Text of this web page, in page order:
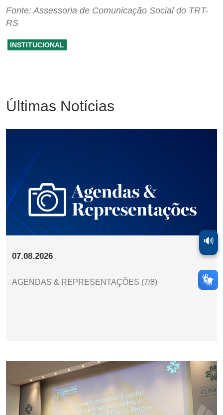
Fonte: Assessoria de Comunicação Social do TRT-
RS
INSTITUCIONAL
Últimas Notícias
07.08.2026
AGENDAS & REPRESENTAÇÕES (7/8)
🔊